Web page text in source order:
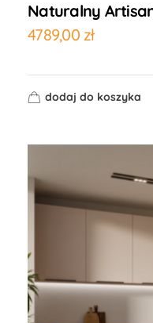
Naturalny
4789,00 zł
dodaj do koszyka